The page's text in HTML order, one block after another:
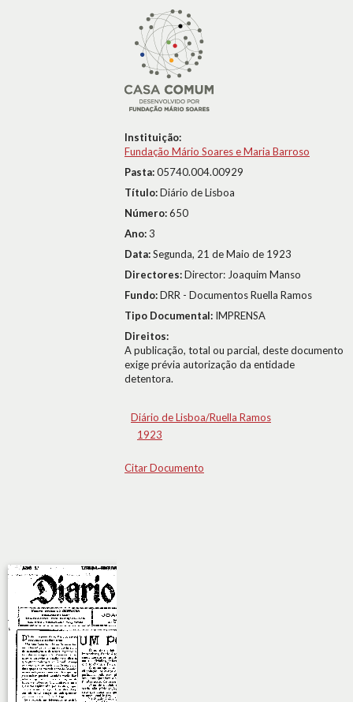
Instituição:
Fundação Mário Soares e Maria Barroso
Pasta:05740.004.00929
Título:Diário de Lisboa
Número:650
Ano:3
Data:Segunda, 21 de Maio de 1923
Directores:Director: Joaquim Manso
Fundo:DRR - Documentos Ruella Ramos
Tipo Documental: IMPRENSA
Direitos:
A publicação, total ou parcial, deste documento
exige prévia autorização da entidade
detentora.
Diário de Lisboa/Ruella Ramos
1923
Citar Documento